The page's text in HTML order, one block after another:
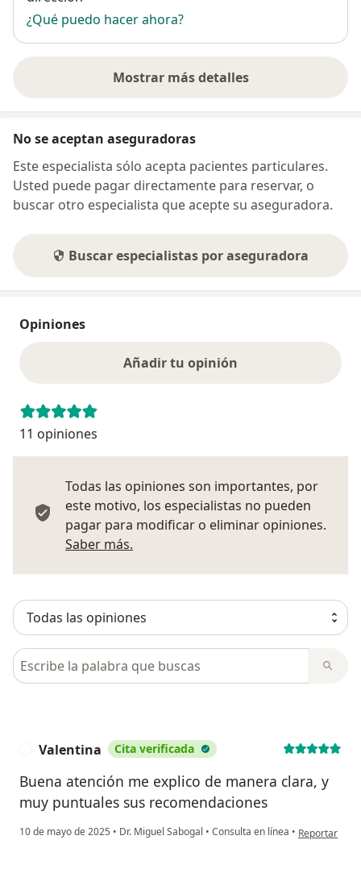
¿Qué puedo hacer ahora?
Mostrar más detalles
sobre la dirección
No se aceptan aseguradoras
Este especialista sólo acepta pacientes particulares.
Usted puede pagar directamente para reservar, o
buscar otro especialista que acepte su aseguradora.
Buscar especialistas por aseguradora
Opiniones
Añadir tu opinión
11 opiniones
Todas las opiniones son importantes, por
este motivo, los especialistas no pueden
pagar para modificar o eliminar opiniones.
Saber más.
Busca en opiniones
Valentina Cita verificada
Buena atención me explico de manera clara, y
muy puntuales sus recomendaciones
10 de mayo de 2025 • Dr. Miguel Sabogal • Consulta en línea • en opinión
Reportar